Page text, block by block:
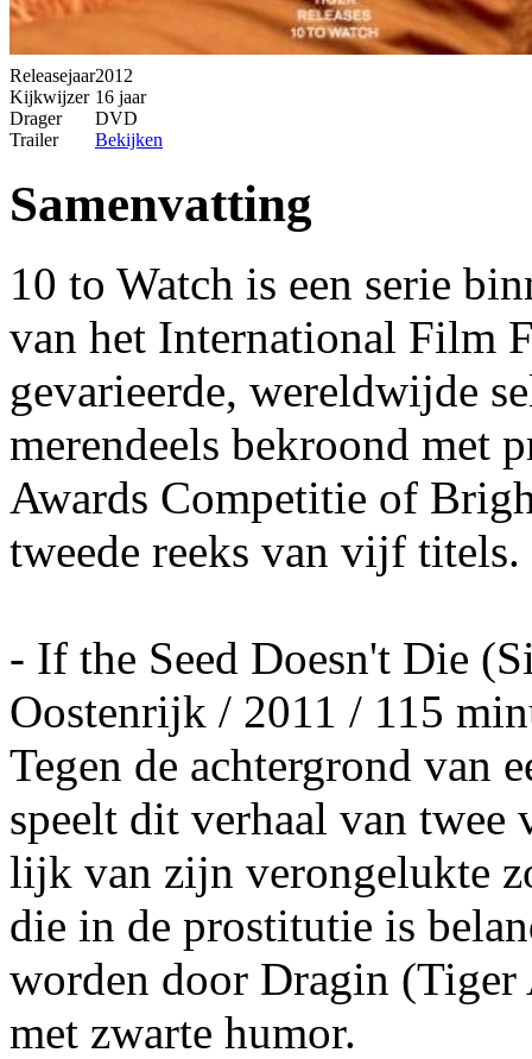
Releasejaar2012
Kijkwijzer 16 jaar
Drager
DVD
Trailer
Bekijken
Samenvatting
10 to Watch is een serie
van het International Film
gevarieerde, wereldwijde
merendeels bekroond met
Awards Competitie of
tweede reeks van vijf titels.
- If the Seed Doesn't Die
Oostenrijk / 2011 / 115
Tegen de achtergrond van
speelt dit verhaal van twee
lijk van zijn verongelukte
die in de prostitutie is
worden door Dragin
met zwarte humor.